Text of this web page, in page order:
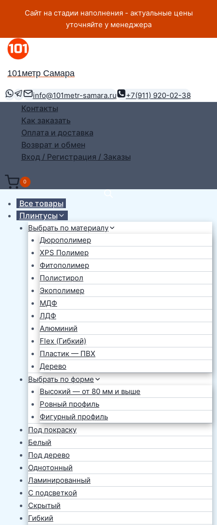
Сайт на стадии наполнения - актуальные цены
уточняйте у менеджера
101метр Самара
info@101metr-samara.ru +7(911) 920-02-38
Контакты
Как заказать
Оплата и доставка
Возврат и обмен
Вход / Регистрация / Заказы
0
Все товары
Плинтусы
Выбрать по материалу
Дюрополимер
XPS Полимер
Фитополимер
Полистирол
Экополимер
МДФ
ЛДФ
Алюминий
Flex (Гибкий)
Пластик — ПВХ
Дерево
Выбрать по форме
Высокий — от 80 мм и выше
Ровный профиль
Фигурный профиль
Под покраску
Белый
Под дерево
Однотонный
Ламинированный
С подсветкой
Скрытый
Гибкий